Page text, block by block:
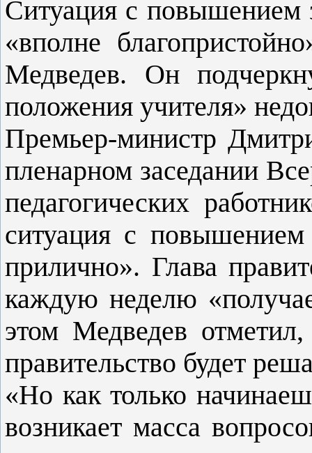
Ситуация с повышением
«вполне
Медведев. Он
положения учителя»
Премьер-министр
пленарном заседании
педагогических
ситуация с повышением
прилично». Глава
каждую неделю
этом Медведев
правительство будет
«Но как только
возникает масса